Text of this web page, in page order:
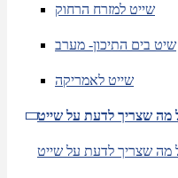
שייט למזרח הרחוק
שיט בים התיכון- מערב
שייט לאמריקה
מה שצריך לדעת על שייט
מה שצריך לדעת על שייט